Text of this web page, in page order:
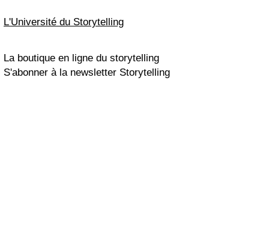
L'Université du Storytelling
La boutique en ligne du storytelling
S'abonner à la newsletter Storytelling